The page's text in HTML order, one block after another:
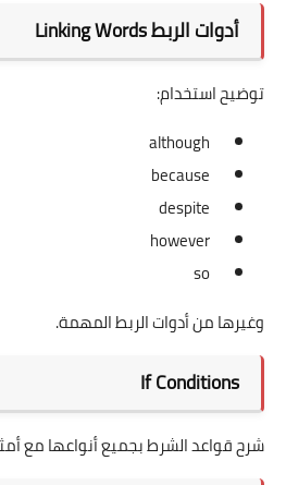
أدوات الربط Linking Words
توضيح استخدام:
although
because
despite
however
so
وغيرها من أدوات الربط المهمة.
If Conditions
شرح قواعد الشرط بجميع أنواعها مع